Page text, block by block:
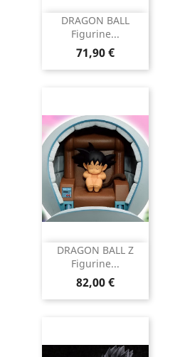
DRAGON BALL
Figurine...
Prix
71,90 €
DRAGON BALL Z
Figurine...
Prix
82,00 €